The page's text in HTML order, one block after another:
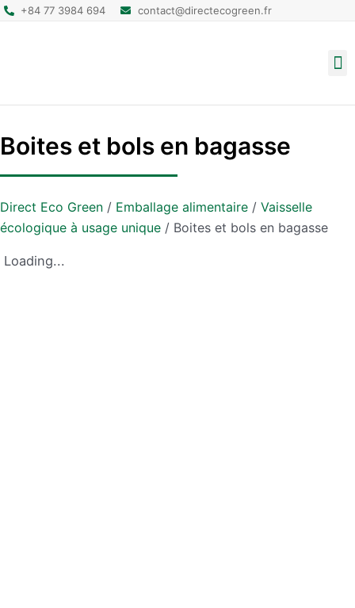
+84 77 3984 694 contact@directecogreen.fr
Boites et bols en bagasse
Direct Eco Green / Emballage alimentaire / Vaisselle
écologique à usage unique / Boites et bols en bagasse
Loading...